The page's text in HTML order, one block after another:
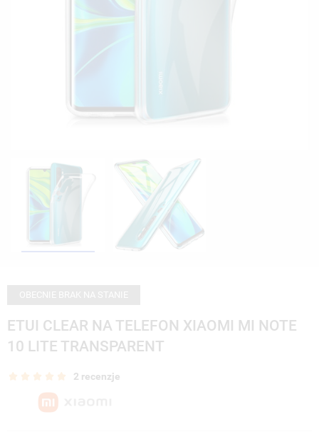
ETUI CLEAR NA TELEFON XIAOMI MI NOTE
10 LITE TRANSPARENT
2 recenzje